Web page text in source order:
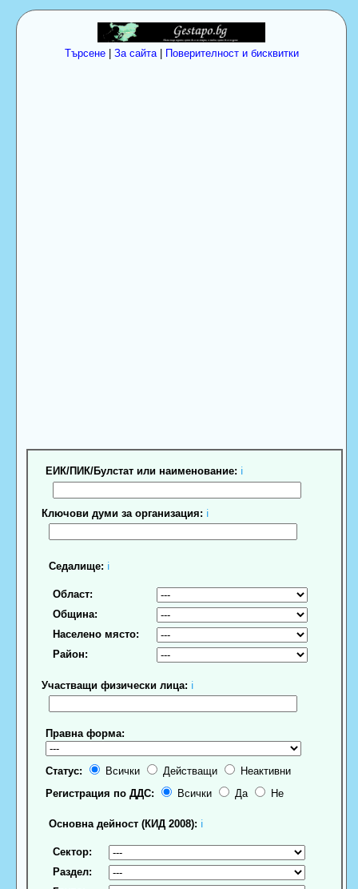
Търсене| За сайта| Поверителност и бисквитки
ЕИК/ПИК/Булстат или наименование: ℹ
Ключови думи за организация: ℹ
Седалище: ℹ
Област:
Община:
Населено място:
Район:
Участващи физически лица: ℹ
Правна форма:
Статус: Всички Действащи
Неактивни
Регистрация по ДДС:
Всички Да Не
Основна дейност (КИД 2008): ℹ
Сектор:
Раздел: